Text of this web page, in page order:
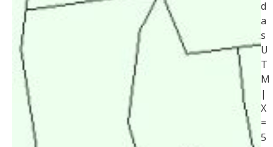
d
a
s
U
T
M
|
X
=
5